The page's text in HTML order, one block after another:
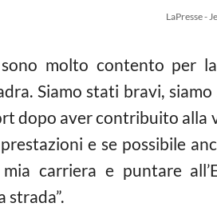
LaPresse -
molto contento per
Siamo stati bravi,
dopo aver contribuito alla
e se possibile
carriera e puntare
strada”.